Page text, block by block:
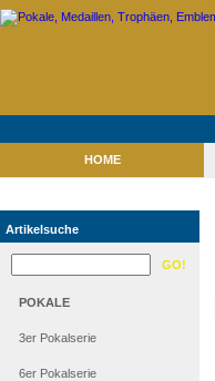
HOME
Artikelsuche
POKALE
3er Pokalserie
6er Pokalserie